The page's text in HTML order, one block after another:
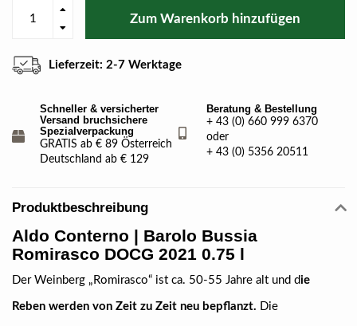
Zum Warenkorb hinzufügen
Lieferzeit: 2-7 Werktage
Schneller & versicherter
Versand bruchsichere
Spezialverpackung
GRATIS ab € 89 Österreich
Deutschland ab € 129
Beratung & Bestellung
+ 43 (0) 660 999 6370
oder
+ 43 (0) 5356 20511
Produktbeschreibung
Aldo Conterno | Barolo Bussia
Romirasco DOCG 2021 0.75 l
Der Weinberg „Romirasco“ ist ca. 50-55 Jahre alt und die
Reben werden von Zeit zu Zeit neu bepflanzt. Die